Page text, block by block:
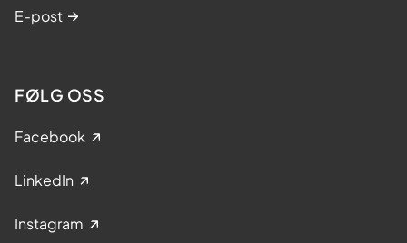
E-post
FØLG OSS
Facebook
LinkedIn
Instagram